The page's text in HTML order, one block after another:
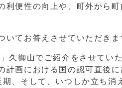
便性の向上や、町外から町
てお答えさせていただきま
久御山でご紹介をさせてい
計画における国の認可直後
、そして、いつしか立ち消